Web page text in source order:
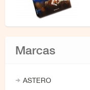
Marcas
ASTERO